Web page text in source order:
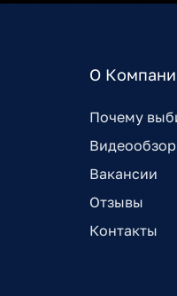
О
Почему
Вакансии
Отзывы
Контакты